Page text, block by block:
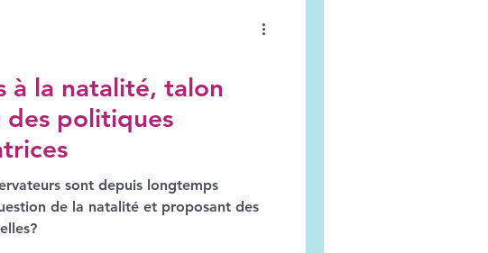
à la natalité, talon
des politiques
sont depuis longtemps
de la natalité et proposant des